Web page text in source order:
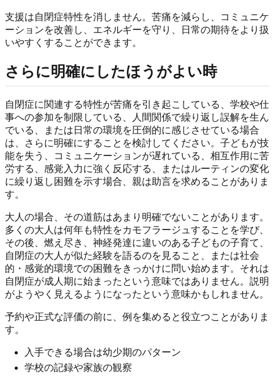
支援は自閉症特性を消しません。苦痛を減らし、コミュニケ
ーションを改善し、エネルギーを守り、日常の期待をより扱
いやすくすることができます。
さらに明確にしたほうがよい時
自閉症に関連する特性が苦痛を引き起こしている、学校や仕
事への参加を制限している、人間関係で繰り返し誤解を生ん
でいる、または日常の環境を圧倒的に感じさせている場合
は、さらに明確にすることを検討してください。子どもが技
能を失う、コミュニケーションが遅れている、相互作用に苦
労する、感覚入力に強く反応する、またはルーティンの変化
に繰り返し困難を示す場合、親は助言を求めることがありま
す。
大人の場合、その道筋はあまり明確でないことがあります。
多くの大人は何年も特性をカモフラージュすることを学び、
その後、燃え尽き、神経発達に違いのある子どもの子育て、
自閉症の大人が似た経験を語るのを見ること、または社会
的・感覚的環境での困難をきっかけに問い始めます。それは
自閉症が成人期に始まったという意味ではありません。説明
がようやく見えるようになったという意味かもしれません。
予約や正式な評価の前に、例を集めると役立つことがありま
す。
入手できる場合は幼少期のパターン
学校の記録や家族の観察